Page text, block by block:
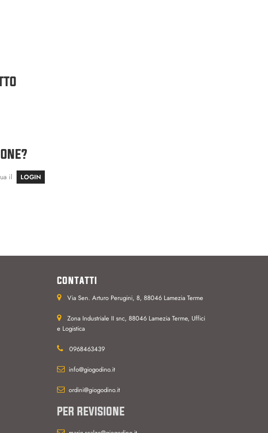
il LOGIN
CONTATTI
Via Sen. Arturo Perugini, 8, 88046 Lamezia Terme
Zona Industriale II snc, 88046 Lamezia Terme, Uffici
e Logistica
0968463439
info@giogodino.it
ordini@giogodino.it
PER REVISIONE